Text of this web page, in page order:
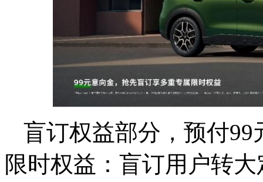
盲订权益部分，预付
限时权益： 盲订用户转